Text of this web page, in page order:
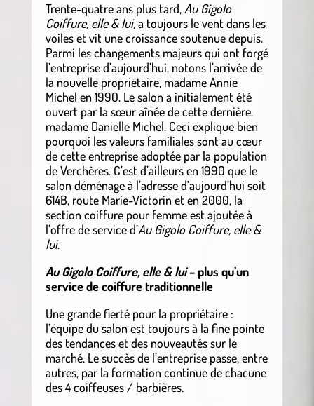
Trente-quatre ans plus tard,Au Gigolo
Coiffure, elle & lui,a toujours le vent dans les
voiles et vit une croissance soutenue depuis.
Parmi les changements majeurs qui ont forgé
l’entreprise d’aujourd’hui, notons l’arrivée de
la nouvelle propriétaire, madame Annie
Michel en 1990. Le salon a initialement été
ouvert par la sœur aînée de cette dernière,
madame Danielle Michel. Ceci explique bien
pourquoi les valeurs familiales sont au cœur
de cette entreprise adoptée par la population
de Verchères. C’est d’ailleurs en 1990 que le
salon déménage à l’adresse d’aujourd’hui soit
614B, route Marie-Victorin et en 2000, la
section coiffure pour femme est ajoutée à
l’offre de service d’Au Gigolo Coiffure, elle &
lui.
Au Gigolo Coiffure, elle & lui– plus qu’un
service de coiffure traditionnelle
Une grande fierté pour la propriétaire :
l’équipe du salon est toujours à la fine pointe
des tendances et des nouveautés sur le
marché. Le succès de l’entreprise passe, entre
autres, par la formation continue de chacune
des 4 coiffeuses / barbières.